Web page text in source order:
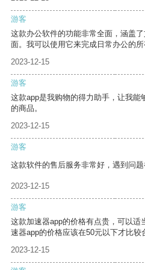
游客
这款办公软件的功能非常全面，涵盖
面。我可以使用它来完成日常办公的所
2023-12-15
游客
这款app是我购物的得力助手，让我
的商品。
2023-12-15
游客
这款软件的售后服务非常好，遇到问题
2023-12-15
游客
这款加速器app的价格有点贵，可以适
速器app的价格应该在50元以下才比较
2023-12-15